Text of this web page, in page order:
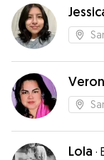
Lola ·